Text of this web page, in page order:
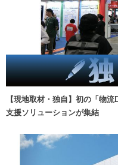
【現地取材・独自】初の「物
支援ソリューションが集結